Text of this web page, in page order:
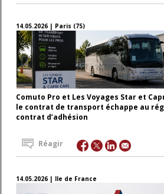
14.05.2026 | Paris (75)
Comuto Pro et Les Voyages Star et
le contrat de transport échappe au
contrat d’adhésion
Réagir
14.05.2026 | Ile de France